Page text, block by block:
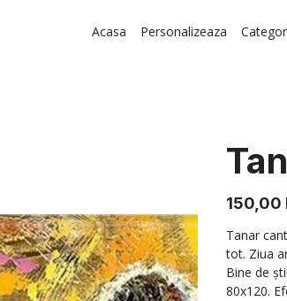
Acasa Personalizeaza
Preț
150,00
Tanar
tot. Ziua
Bine de
80x120.